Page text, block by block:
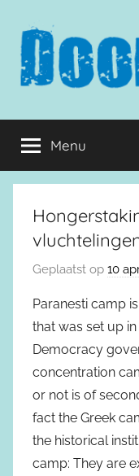
inhoud
springen
Menu
Geplaatst op 10
Paranesti camp
that was set up
Democracy
concentration
or not is of
fact the Greek
the historical
camp: They are